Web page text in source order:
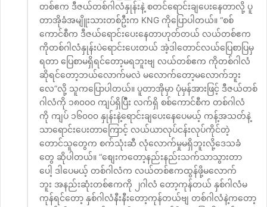
တစ်ဧက ဒီဇယ်တစ်ဂါလံနှုန်းနဲ့ စတင်ရောင်းချပေးနေတာလို့ ပူ
တာအိုခံအမျိူးသားတစ်ဦးက KNG ကိုပြောပါတယ်။ “စစ်
ကောင်စီက ဒီဇယ်ရောင်းပေးနေတာဟုတ်တယ် လယ်တစ်ဧက
ကိုတစ်ဂါလံနှုန်းပဲရောင်းပေးတယ် အဲ့ဒါတောင်လယ်ပြေစာပြမှ
ရတာ ပြေစာမရှိရင်တော့မရဘူးဗျ လယ်တစ်ဧက ကိုတစ်ဂါလံ
ဆိုရင်တော့ဘယ်လောက်မလဲ မလောက်တော့မလောက်ဘူး
လေ”လို့ သူကပြောပါတယ်။ ပူတာအိုမှာ ပုံမှန်အားဖြင့် ဒီဇယ်တစ်
ဂါလံကို ၁၈၀၀၀ ကျပ်ရှိပြီီး လက်ရှိ စစ်ကောင်စီက တစ်ဂါလံ
ကို ကျပ် ၁၆၀၀၀ နှုန်းနဲ့ရောင်းချပေးနေပေမယ့် ကန့်အသတ်နဲ့
သာရောင်းပေးတာကြောင့် လယ်ယာလုပ်ငန်းလုပ်ကိုင်တဲ့
တောင်သူတွေက စက်သုံးဆီ လုံလောက်မှုမရှိဘူးလို့ဒေသခံ
တွေ ဆိုပါတယ်။ “စျေးကတော့နည်းနည်းသက်သာသွားတာ
ပေါ့ ဒါပေမယ့် တစ်ဂါလံက လယ်တစ်ဧကထွန်ဖို့မလောက်
ဘူး အနည်းဆုံးတစ်ဧကကို ၂ဂါလံ တော့ကုန်တယ် နှစ်ဂါလံမ
ကုန်ရင်တော့ နှစ်ဂါလံနီးနီးတော့ကုန်တယ်ဗျ တစ်ဂါလံနဲ့ကတော့